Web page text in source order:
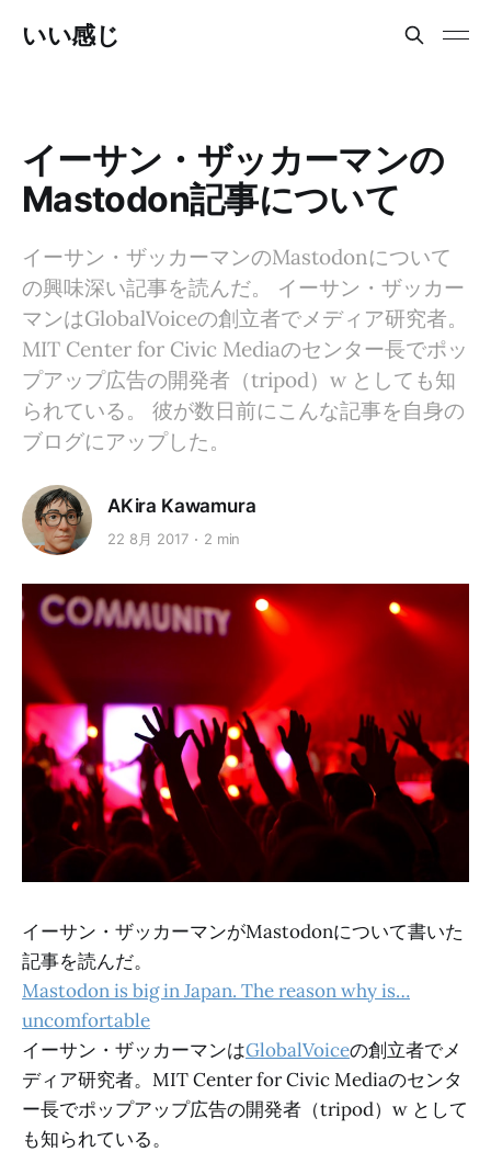
いい感じ
イーサン・ザッカーマンの
Mastodon記事について
イーサン・ザッカーマンのMastodonについて
の興味深い記事を読んだ。 イーサン・ザッカー
マンはGlobalVoiceの創立者でメディア研究者。
MIT Center for Civic Mediaのセンター長でポッ
プアップ広告の開発者（tripod）w としても知
られている。 彼が数日前にこんな記事を自身の
ブログにアップした。
AKira Kawamura
22 8月 2017 2 min
イーサン・ザッカーマンがMastodonについて書いた
記事を読んだ。
Mastodon is big in Japan. The reason why is…
uncomfortable
イーサン・ザッカーマンはGlobalVoiceの創立者でメ
ディア研究者。MIT Center for Civic Mediaのセンタ
ー長でポップアップ広告の開発者（tripod）w として
も知られている。